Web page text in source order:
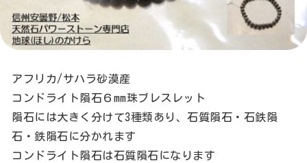
アフリカ/サハラ砂漠産
コンドライト隕石６mm珠ブレスレット
隕石には大きく分けて3種類あり、石質隕石・石鉄隕
石・鉄隕石に分かれます
コンドライト隕石は石質隕石になります